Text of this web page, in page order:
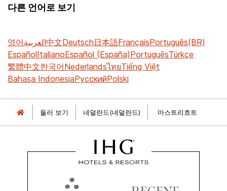
다른 언어로 보기
영어العربية中文Deutsch日本語FrançaisPortuguês(BR)
EspañolItalianoEspañol (España)PortuguêsTürkçe
繁體中文한국어NederlandsไทยTiếng Việt
Bahasa IndonesiaРусскийPolski
둘러 보기 네덜란드(네덜란드) 마스트리흐트